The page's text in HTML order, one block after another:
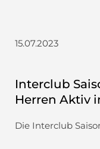
15.07.2023
Interclub
Herren Aktiv
Die Interclub